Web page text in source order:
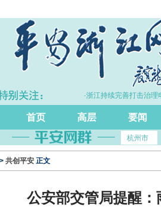
·浙江持续完善打击治理
首页 高层 要闻
杭州市
> 共创平安 正文
公安部交管局提醒